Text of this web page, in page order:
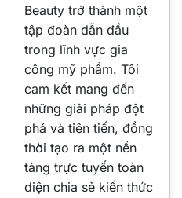
Beauty trở thành một
tập đoàn dẫn đầu
trong lĩnh vực gia
công mỹ phẩm. Tôi
cam kết mang đến
những giải pháp đột
phá và tiên tiến, đồng
thời tạo ra một nền
tảng trực tuyến toàn
diện chia sẻ kiến thức